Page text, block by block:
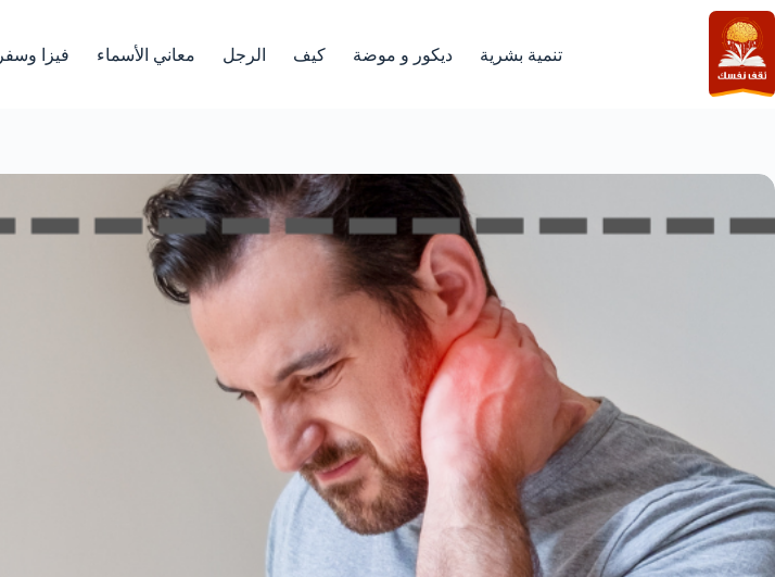
التجاوز
إلى
المحتوى
تنمية بشرية ديكور و موضة كيف الرجل معاني الأسماء فيزا وسفر